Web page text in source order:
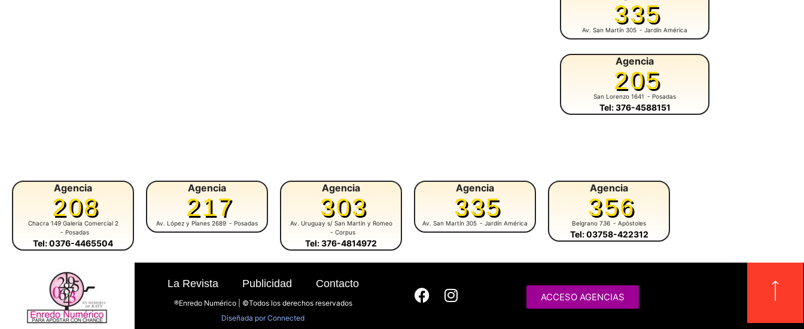
335
Av. San Martín 305 - Jardín América
Agencia
205
San Lorenzo 1641 - Posadas
Tel: 376-4588151
Agencia
208
Chacra 149 Galería Comercial 2
- Posadas
Tel: 0376-4465504
Agencia
217
Av. López y Planes 2689 - Posadas
Agencia
303
Av. Uruguay s/ San Martín y Romeo
- Corpus
Tel: 376-4814972
Agencia
335
Av. San Martín 305 - Jardín América
Agencia
356
Belgrano 736 - Apóstoles
Tel: 03758-422312
La Revista Publicidad Contacto
®Enredo Numérico | ©Todos los derechos reservados
Diseñada porConnected
ACCESO AGENCIAS